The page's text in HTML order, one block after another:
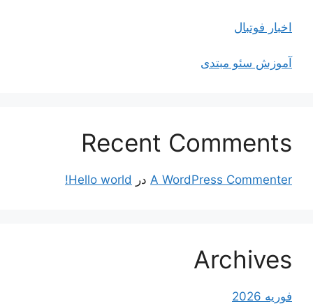
اخبار فوتبال
آموزش سئو مبتدی
Recent Comments
A WordPress Commenter در Hello world!
Archives
فوریه 2026